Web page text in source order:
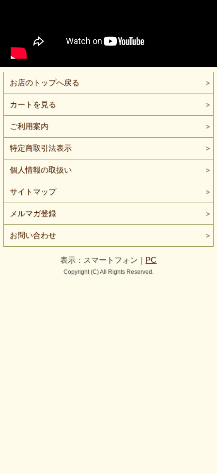
お店のトップへ戻る
カートを見る
ご利用案内
特定商取引法表示
個人情報の取扱い
サイトマップ
メルマガ登録
お問い合わせ
表示：スマートフォン｜ PC
Copyright (C) All Rights Reserved.